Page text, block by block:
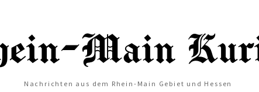
Nachrichten aus dem Rhein-Main Gebiet und Hessen